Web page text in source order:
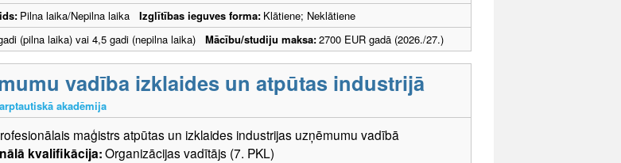
Pilna laika/Nepilna laika Izglītības ieguves forma: Klātiene; Neklātiene
(pilna laika) vai 4,5 gadi (nepilna laika) Mācību/studiju maksa:2700 EUR gadā (2026./27.)
vadība izklaides un atpūtas industrijā
akadēmija
maģistrs atpūtas un izklaides industrijas uzņēmumu vadībā
kvalifikācija:Organizācijas vadītājs (7. PKL)